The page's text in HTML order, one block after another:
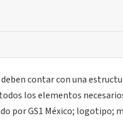
contar con una
los elementos
por GS1 México; logotipo;